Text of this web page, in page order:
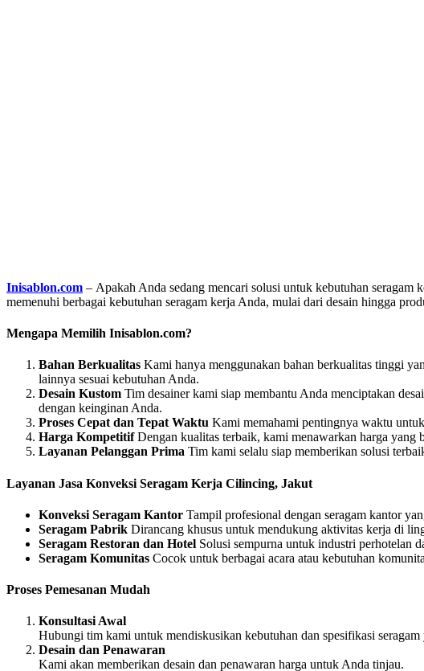
Inisablon.com – Apakah Anda sedang mencari solusi untuk kebutuhan seragam
memenuhi berbagai kebutuhan seragam kerja Anda, mulai dari desain hingga
Mengapa Memilih Inisablon.com?
Bahan Berkualitas Kami hanya menggunakan bahan berkualitas tinggi
lainnya sesuai kebutuhan Anda.
Desain Kustom Tim desainer kami siap membantu Anda menciptakan
dengan keinginan Anda.
Proses Cepat dan Tepat Waktu Kami memahami pentingnya waktu
Harga KompetitifDengan kualitas terbaik, kami menawarkan harga yang
Layanan Pelanggan Prima Tim kami selalu siap memberikan solusi
Layanan Jasa Konveksi Seragam Kerja Cilincing, Jakut
Konveksi Seragam Kantor Tampil profesional dengan seragam kantor
Seragam Pabrik Dirancang khusus untuk mendukung aktivitas kerja di
Seragam Restoran dan Hotel Solusi sempurna untuk industri perhotelan
Seragam Komunitas Cocok untuk berbagai acara atau kebutuhan
Proses Pemesanan Mudah
Konsultasi Awal
Hubungi tim kami untuk mendiskusikan kebutuhan dan spesifikasi
Desain dan Penawaran
Kami akan memberikan desain dan penawaran harga untuk Anda tinjau.